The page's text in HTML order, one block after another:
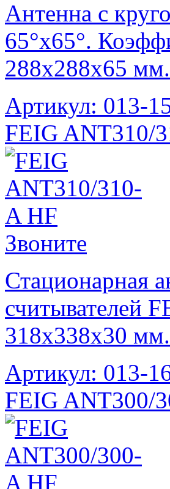
Антенна с
65°х65°.
288х288х65 мм.
Артикул: 013-
FEIG ANT310/
Звоните
Стационарная
считывателей
318x338x30
Артикул: 013-
FEIG ANT300/